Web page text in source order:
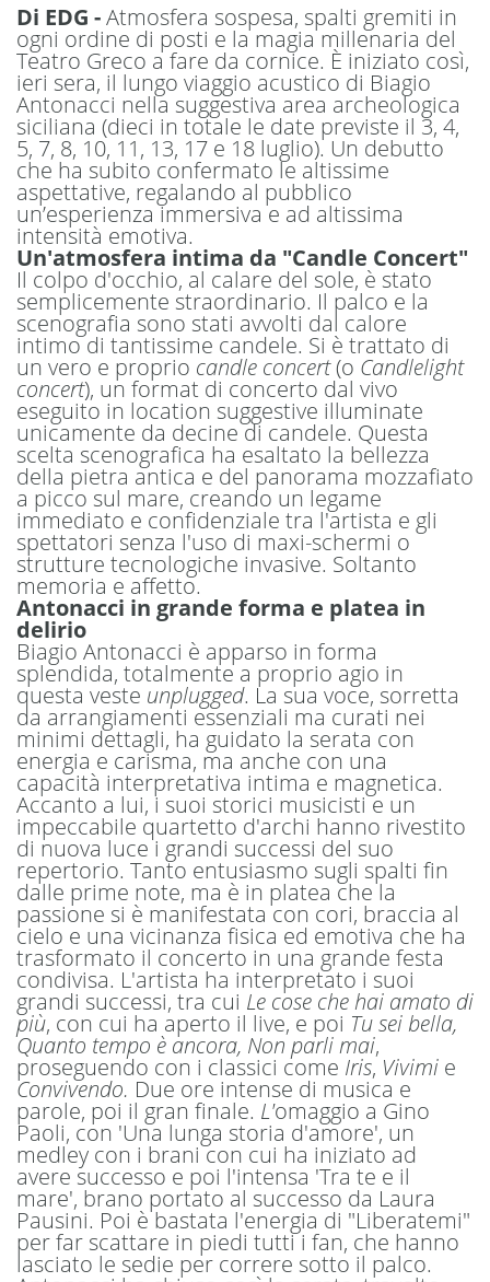
Di EDG -Atmosfera sospesa, spalti gremiti in
ogni ordine di posti e la magia millenaria del
Teatro Greco a fare da cornice. È iniziato così,
ieri sera, il lungo viaggio acustico di Biagio
Antonacci nella suggestiva area archeologica
siciliana (dieci in totale le date previste il 3, 4,
5, 7, 8, 10, 11, 13, 17 e 18 luglio). Un debutto
che ha subito confermato le altissime
aspettative, regalando al pubblico
un’esperienza immersiva e ad altissima
intensità emotiva.
Un'atmosfera intima da "Candle Concert"
Il colpo d'occhio, al calare del sole, è stato
semplicemente straordinario. Il palco e la
scenografia sono stati avvolti dal calore
intimo di tantissime candele. Si è trattato di
un vero e proprio candle concert(o Candlelight
concert), un format di concerto dal vivo
eseguito in location suggestive illuminate
unicamente da decine di candele. Questa
scelta scenografica ha esaltato la bellezza
della pietra antica e del panorama mozzafiato
a picco sul mare, creando un legame
immediato e confidenziale tra l'artista e gli
spettatori senza l'uso di maxi-schermi o
strutture tecnologiche invasive. Soltanto
memoria e affetto.
Antonacci in grande forma e platea in
delirio
Biagio Antonacci è apparso in forma
splendida, totalmente a proprio agio in
questa veste unplugged. La sua voce, sorretta
da arrangiamenti essenziali ma curati nei
minimi dettagli, ha guidato la serata con
energia e carisma, ma anche con una
capacità interpretativa intima e magnetica.
Accanto a lui, i suoi storici musicisti e un
impeccabile quartetto d'archi hanno rivestito
di nuova luce i grandi successi del suo
repertorio. Tanto entusiasmo sugli spalti fin
dalle prime note, ma è in platea che la
passione si è manifestata con cori, braccia al
cielo e una vicinanza fisica ed emotiva che ha
trasformato il concerto in una grande festa
condivisa. L'artista ha interpretato i suoi
grandi successi, tra cui Le cose che hai amato di
più, con cui ha aperto il live, e poi Tu sei bella,
Quanto tempo è ancora, Non parli mai,
proseguendo con i classici come Iris, Vivimi e
Convivendo. Due ore intense di musica e
parole, poi il gran finale. L'omaggio a Gino
Paoli, con 'Una lunga storia d'amore', un
medley con i brani con cui ha iniziato ad
avere successo e poi l'intensa 'Tra te e il
mare', brano portato al successo da Laura
Pausini. Poi èbastata l'energia di "Liberatemi"
per far scattare in piedi tutti i fan, che hanno
lasciato le sedie per correre sotto il palco.